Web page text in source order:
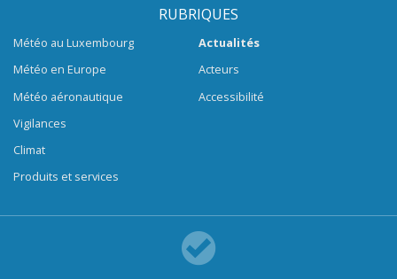
RUBRIQUES
Météo au Luxembourg
Météo en Europe
Météo aéronautique
Vigilances
Climat
Produits et services
Actualités
Acteurs
Accessibilité